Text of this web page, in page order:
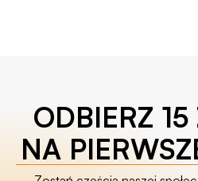
ODBIERZ
NA